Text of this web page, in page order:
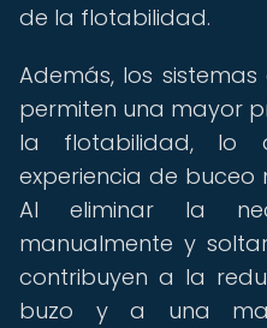
de la flotabilidad.
Además, los
permiten una mayor
la flotabilidad, lo
experiencia de
Al eliminar la
manualmente y
contribuyen a la
buzo y a una